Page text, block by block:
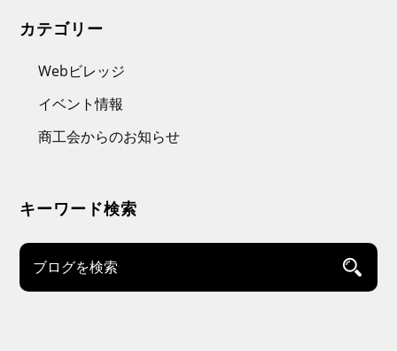
カテゴリー
Webビレッジ
イベント情報
商工会からのお知らせ
キーワード検索